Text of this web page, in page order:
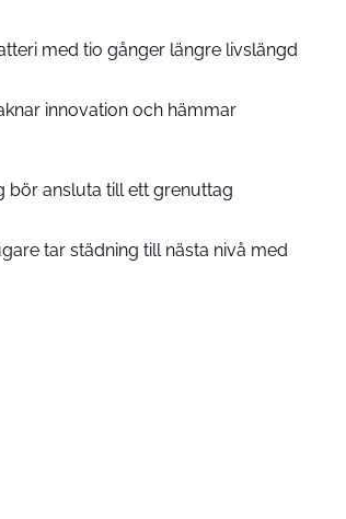
med tio gånger längre livslängd
innovation och hämmar
bör ansluta till ett grenuttag
tar städning till nästa nivå med